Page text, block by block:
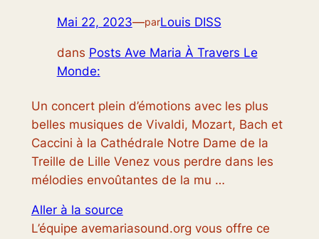
Mai 22, 2023—parLouis DISS
dans Posts Ave Maria À Travers Le
Monde:
Un concert plein d’émotions avec les plus
belles musiques de Vivaldi, Mozart, Bach et
Caccini à la Cathédrale Notre Dame de la
Treille de Lille Venez vous perdre dans les
mélodies envoûtantes de la mu …
Aller à la source
L’équipe avemariasound.org vous offre ce